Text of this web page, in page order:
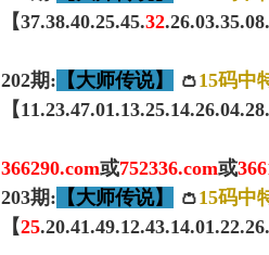
【37.38.40.25.45.32
202期: 【大师传说】 👛15码中
【11.23.47.01.13.25.14.26.04.28.
366290.com或752336.com或
203期: 【大师传说】 👛15码中
【25